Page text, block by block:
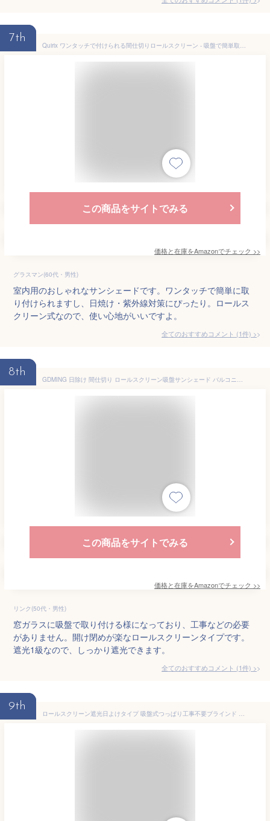
7th
Quirix ワンタッチで付けられる間仕切りロールスクリーン - 吸盤で簡単取り付け - キッチンやオフィスの仕切りに最適 間仕切り ロールスクリーン、吸盤サンシェード 、格納式吸盤ローラーブラインド (72*150 cm)
この商品をサイトでみる
価格と在庫をAmazonでチェック >>
グラスマン(60代・男性)
室内用のおしゃれなサンシェードです。ワンタッチで簡単に取
り付けられますし、日焼け・紫外線対策にぴったり。ロールス
クリーン式なので、使い心地がいいですよ。
全てのおすすめコメント (1件) >
8th
GDMING 日除け 間仕切り ロールスクリーン吸盤サンシェード バルコニー 遮光カーテン 一時的なブラインド 日焼け止め 防水 ポータブル 軽量 ドア用ドレープ 穴あき 使いやすい 、6サイズ 、2色 (Color : Black, Size : 68x125cm)
この商品をサイトでみる
価格と在庫をAmazonでチェック >>
リンク(50代・男性)
窓ガラスに吸盤で取り付ける様になっており、工事などの必要
がありません。開け閉めが楽なロールスクリーンタイプです。
遮光1級なので、しっかり遮光できます。
全てのおすすめコメント (1件) >
9th
ロールスクリーン遮光日よけタイプ 吸盤式つっぱり工事不要ブラインド 紫外線カット断熱省エネ目隠し効果 ベランダ窓リビング寝室オフィス用 シンプル室内窓用シェード 簡単取付賃貸マンション対応